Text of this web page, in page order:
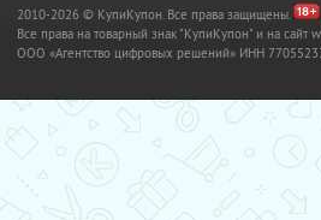
2010-2026 © КупиКупон. Все права защищены.
Все права на товарный знак "КупиКупон" и на сайт
OOO «Агентство цифровых решений» ИНН